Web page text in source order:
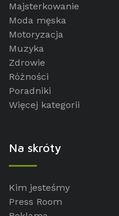
Majsterkowanie
Moda męska
Motoryzacja
Muzyka
Zdrowie
Różności
Poradniki
Więcej kategorii
Na skróty
Kim jesteśmy
Press Room